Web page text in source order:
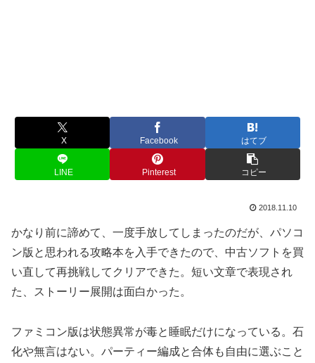
X Facebook はてブ
LINE Pinterest コピー
2018.11.10
かなり前に諦めて、一度手放してしまったのだが、パソコ
ン版と思われる攻略本を入手できたので、中古ソフトを買
い直して再挑戦してクリアできた。短い文章で表現され
た、ストーリー展開は面白かった。
ファミコン版は状態異常が毒と睡眠だけになっている。石
化や無言はない。パーティー編成と合体も自由に選ぶこと